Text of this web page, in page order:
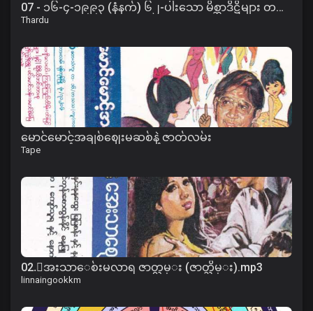
07 - ၁၆-၄-၁၉၉၃ (နံနက်) ၆၂-ပါးသော မိစ္ဆာဒိဋ္ဌိများ တရား
Thardu
မောင်မောင့်အချစ်ဈေးမဆစ်နဲ့ ဇာတ်လမ်း
Tape
02.ေအးသာေစ်းမလာရ ဇာတ္လမ္း (ဇာတ္သိမ္း).mp3
linnaingookkm